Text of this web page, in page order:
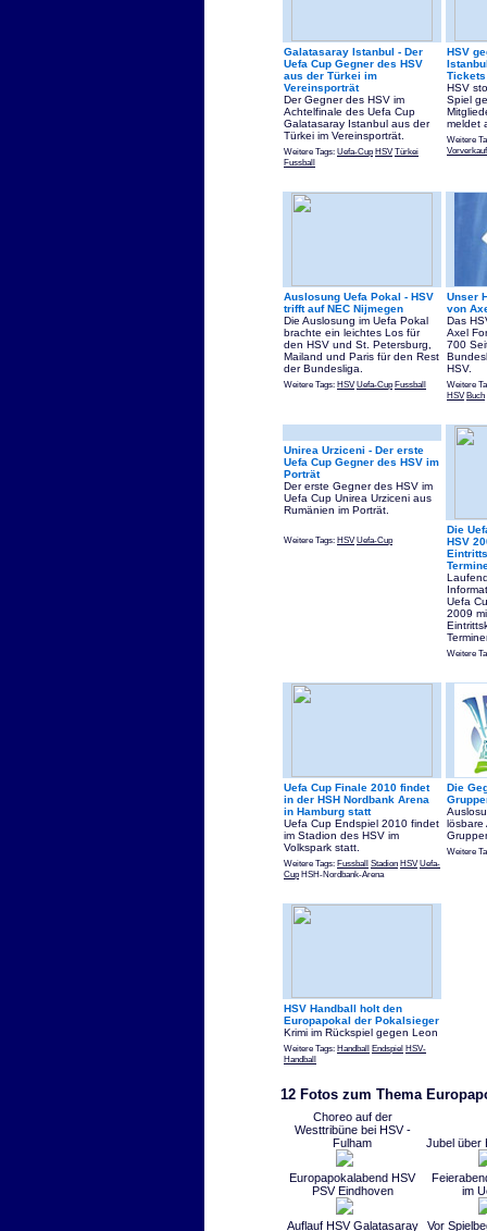
Galatasaray Istanbul - Der
Uefa Cup Gegner des HSV
aus der Türkei im
Vereinsporträt
Der Gegner des HSV im
Achtelfinale des Uefa Cup
Galatasaray Istanbul aus der
Türkei im Vereinsporträt.
Weitere Tags: Uefa-Cup HSV Türkei
Fussball
HSV
HSV
Spiel
meldet
Weitere
Vorverkauf
Auslosung Uefa Pokal - HSV
trifft auf NEC Nijmegen
Die Auslosung im Uefa Pokal
brachte ein leichtes Los für
den HSV und St. Petersburg,
Mailand und Paris für den Rest
der Bundesliga.
Weitere Tags: HSV Uefa-Cup Fussball
Unser
von
Das
Axel
700
HSV.
Weitere
HSV Buch
Unirea Urziceni - Der erste
Uefa Cup Gegner des HSV im
Porträt
Der erste Gegner des HSV im
Uefa Cup Unirea Urziceni aus
Rumänien im Porträt.
Weitere Tags: HSV Uefa-Cup
Die
HSV
Uefa
2009
Weitere
Uefa Cup Finale 2010 findet
in der HSH Nordbank Arena
in Hamburg statt
Uefa Cup Endspiel 2010 findet
im Stadion des HSV im
Volkspark statt.
Weitere Tags: Fussball Stadion HSV Uefa-
Cup HSH-Nordbank-Arena
Die
lösbare
Weitere
HSV Handball holt den
Europapokal der Pokalsieger
Krimi im Rückspiel gegen Leon
Weitere Tags: Handball Endspiel HSV-
Handball
12 Fotos zum Thema
Choreo auf der
Westtribüne bei HSV -
Fulham
Jubel über
Europapokalabend HSV
PSV Eindhoven
im
Auflauf HSV Galatasaray
Vor